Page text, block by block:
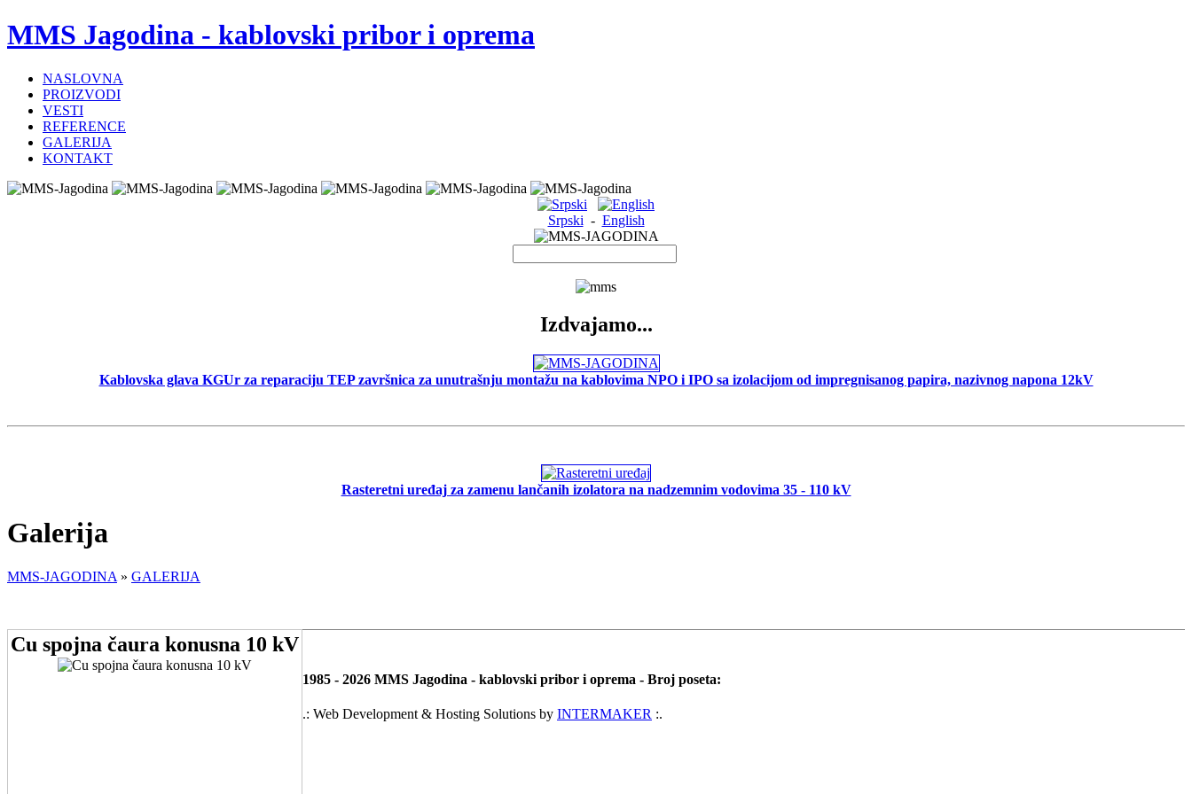
MMS Jagodina - kablovski pribor i oprema
NASLOVNA
PROIZVODI
VESTI
REFERENCE
GALERIJA
KONTAKT
Srpski - English
Izdvajamo...
Kablovska glava KGUr za reparaciju TEP završnica za unutrašnju montažu na kablovima NPO i IPO sa izolacijom od impregnisanog papira, nazivnog napona 12kV
Rasteretni uređaj za zamenu lančanih izolatora na nadzemnim vodovima 35 - 110 kV
Galerija
MMS-JAGODINA » GALERIJA
Cu spojna čaura konusna 10 kV
1985 - 2026 MMS Jagodina - kablovski pribor i oprema - Broj poseta:
.: Web Development & Hosting Solutions by INTERMAKER :.